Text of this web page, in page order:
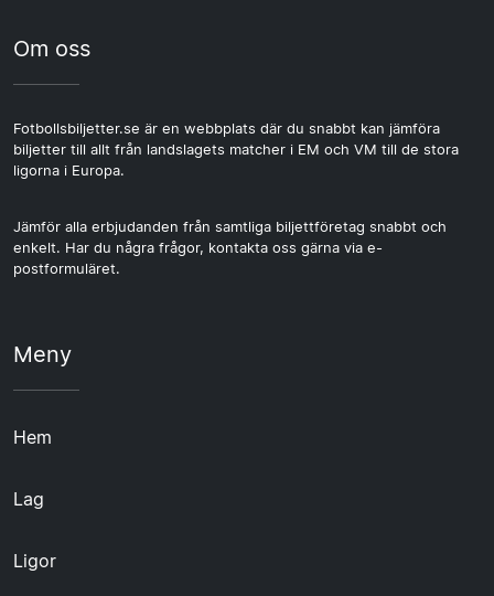
Om oss
Fotbollsbiljetter.se är en webbplats där du snabbt kan jämföra
biljetter till allt från landslagets matcher i EM och VM till de stora
ligorna i Europa.
Jämför alla erbjudanden från samtliga biljettföretag snabbt och
enkelt. Har du några frågor, kontakta oss gärna via e-
postformuläret.
Meny
Hem
Lag
Ligor